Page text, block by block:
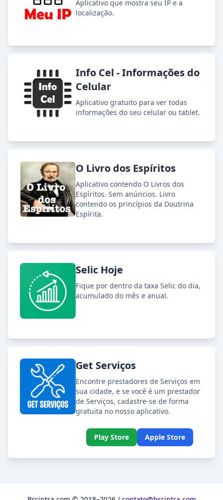
Aplicativo que mostra seu IP e a
localização.
Info Cel - Informações do
Celular
Aplicativo gratuito para ver todas
informações do seu celular ou tablet.
O Livro dos Espíritos
Aplicativo contendo O Livros dos
Espíritos. Sem anúncios. Livro
contendo os princípios da Doutrina
Espírita.
Selic Hoje
Fique por dentro da taxa Selic do dia,
acumulado do mês e anual.
Get Serviços
Encontre prestadores de Serviços em
sua cidade, e se você é um prestador
de Serviços, cadastre-se de forma
gratuita no nosso aplicativo.
Play Store Apple Store